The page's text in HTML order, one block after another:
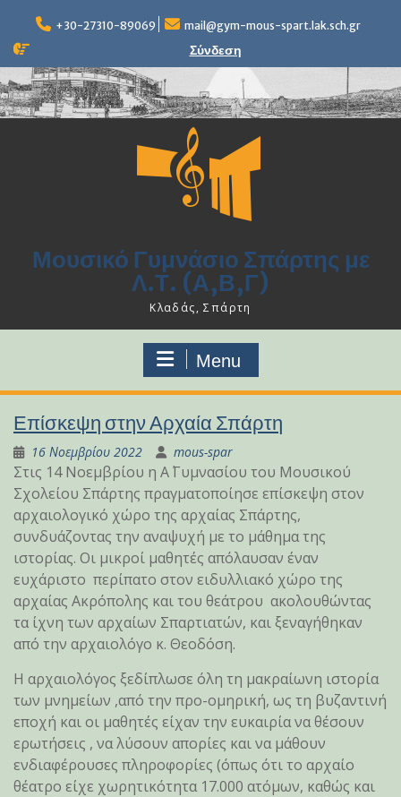
content
+30-27310-89069 mail@gym-mous-spart.lak.sch.gr
Σύνδεση
Μουσικό Γυμνάσιο Σπάρτης με
Λ.Τ. (Α,Β,Γ)
Κλαδάς, Σπάρτη
Menu
Επίσκεψη στην Αρχαία Σπάρτη
16 Νοεμβρίου 2022 mous-spar
Στις 14 Νοεμβρίου η Α΄ Γυμνασίου του Μουσικού
Σχολείου Σπάρτης πραγματοποίησε επίσκεψη στον
αρχαιολογικό χώρο της αρχαίας Σπάρτης,
συνδυάζοντας την αναψυχή με το μάθημα της
ιστορίας. Οι μικροί μαθητές απόλαυσαν έναν
ευχάριστο περίπατο στον ειδυλλιακό χώρο της
αρχαίας Ακρόπολης και του θεάτρου ακολουθώντας
τα ίχνη των αρχαίων Σπαρτιατών, και ξεναγήθηκαν
από την αρχαιολόγο κ. Θεοδόση.
Η αρχαιολόγος ξεδίπλωσε όλη τη μακραίωνη ιστορία
των μνημείων ,από την προ-ομηρική, ως τη βυζαντινή
εποχή και οι μαθητές είχαν την ευκαιρία να θέσουν
ερωτήσεις , να λύσουν απορίες και να μάθουν
ενδιαφέρουσες πληροφορίες (όπως ότι το αρχαίο
θέατρο είχε χωρητικότητα 17.000 ατόμων, καθώς και